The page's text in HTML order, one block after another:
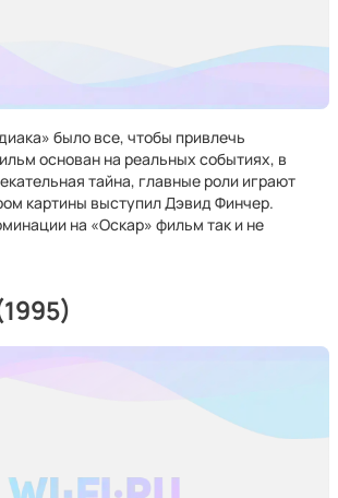
было все, чтобы привлечь
основан на реальных событиях, в
тайна, главные роли играют
картины выступил Дэвид Финчер.
на «Оскар» фильм так и не